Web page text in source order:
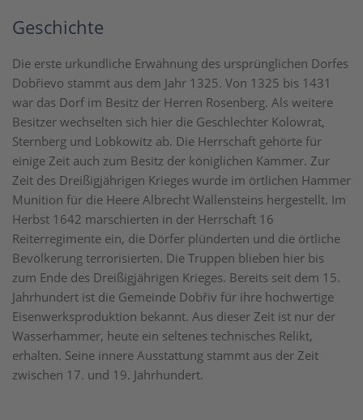
Geschichte
Die erste urkundliche Erwähnung des ursprünglichen Dorfes
Dobřievo stammt aus dem Jahr 1325. Von 1325 bis 1431
war das Dorf im Besitz der Herren Rosenberg. Als weitere
Besitzer wechselten sich hier die Geschlechter Kolowrat,
Sternberg und Lobkowitz ab. Die Herrschaft gehörte für
einige Zeit auch zum Besitz der königlichen Kammer. Zur
Zeit des Dreißigjährigen Krieges wurde im örtlichen Hammer
Munition für die Heere Albrecht Wallensteins hergestellt. Im
Herbst 1642 marschierten in der Herrschaft 16
Reiterregimente ein, die Dörfer plünderten und die örtliche
Bevölkerung terrorisierten. Die Truppen blieben hier bis
zum Ende des Dreißigjährigen Krieges. Bereits seit dem 15.
Jahrhundert ist die Gemeinde Dobřiv für ihre hochwertige
Eisenwerksproduktion bekannt. Aus dieser Zeit ist nur der
Wasserhammer, heute ein seltenes technisches Relikt,
erhalten. Seine innere Ausstattung stammt aus der Zeit
zwischen 17. und 19. Jahrhundert.